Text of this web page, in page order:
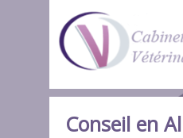
Conseil en